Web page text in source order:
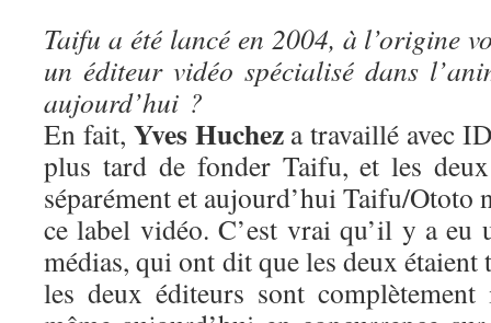
Taifu a été lancé en 2004, à l’origine
un éditeur vidéo spécialisé dans
aujourd’hui ?
En fait, Yves Hucheza travaillé avec
plus tard de fonder Taifu, et les
séparément et aujourd’hui Taifu/Ototo
ce label vidéo. C’est vrai qu’il y a eu
médias, qui ont dit que les deux
les deux éditeurs sont